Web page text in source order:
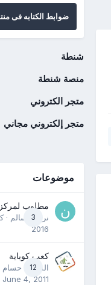
ضوابط الكتابه فى
شنطة
منصة شنطة
متجر الكتروني
متجر إلكتروني مجاني
موضوعات
3
مطلوب
نرمين سالم ·
2016
12
كعب كوباية
المدرب حسام
June 4, 2011